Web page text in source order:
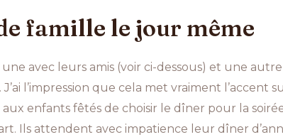
famille le jour même
avec leurs amis (voir ci-dessous) et une
l’impression que cela met vraiment l’accent
enfants fêtés de choisir le dîner pour la
Ils attendent avec impatience leur dîner